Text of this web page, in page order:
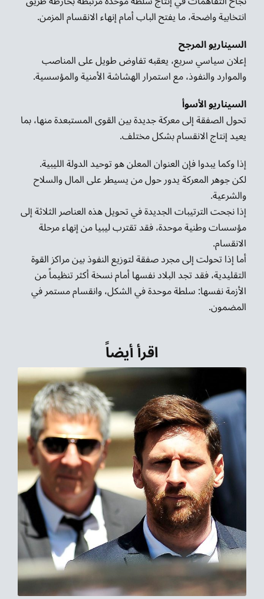
انتخابية واضحة، ما يفتح الباب أمام إنهاء الانقسام المزمن.
السيناريو المرجح
إعلان سياسي سريع، يعقبه تفاوض طويل على المناصب
والموارد والنفوذ، مع استمرار الهشاشة الأمنية والمؤسسية.
السيناريو الأسوأ
تحول الصفقة إلى معركة جديدة بين القوى المستبعدة منها، بما
يعيد إنتاج الانقسام بشكل مختلف.
إذا وكما يبدوا فإن العنوان المعلن هو توحيد الدولة الليبية.
لكن جوهر المعركة يدور حول من يسيطر على المال والسلاح
والشرعية.
إذا نجحت الترتيبات الجديدة في تحويل هذه العناصر الثلاثة إلى
مؤسسات وطنية موحدة، فقد تقترب ليبيا من إنهاء مرحلة
الانقسام.
أما إذا تحولت إلى مجرد صفقة لتوزيع النفوذ بين مراكز القوة
التقليدية، فقد تجد البلاد نفسها أمام نسخة أكثر تنظيماً من
الأزمة نفسها: سلطة موحدة في الشكل، وانقسام مستمر في
المضمون.
اقرأ أيضاً